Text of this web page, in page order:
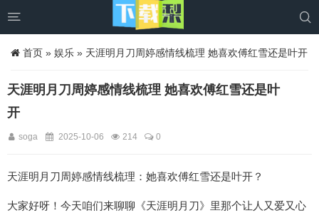
 
首页 » 娱乐 » 天涯明月刀周婷感情线梳理 她喜欢傅红雪还是叶开
天涯明月刀周婷感情线梳理 她喜欢傅红雪还是叶
开
soga 2025-10-06 214 0
天涯明月刀周婷感情线梳理：她喜欢傅红雪还是叶开？
大家好呀！今天咱们来聊聊《天涯明月刀》里那个让人又爱又心